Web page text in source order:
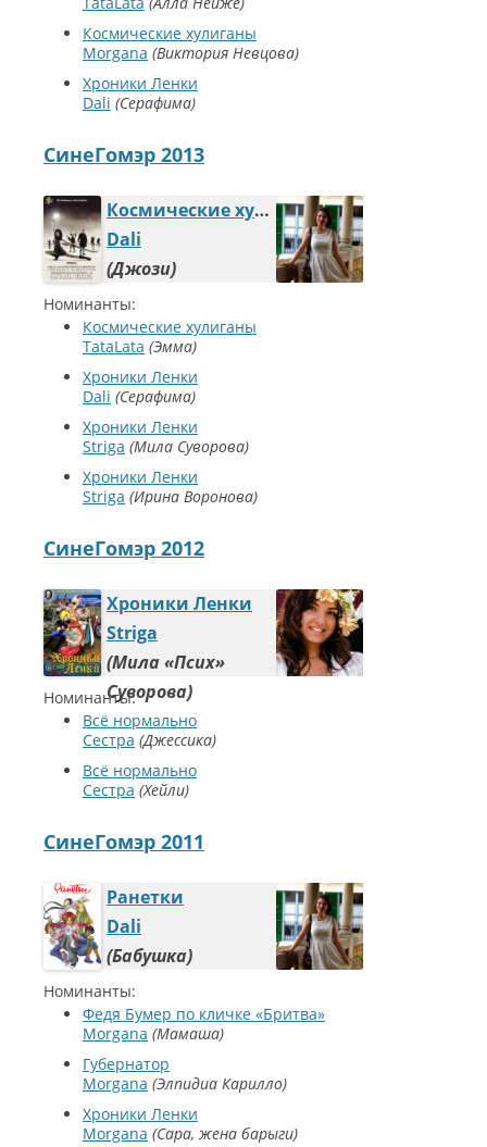
Космические хулиганы
Morgana Виктория Невцова
Хроники Ленки
Dali Серафима
СинеГомэр 2013
Космические хулиганы
Dali
Джози
Номинанты:
Космические хулиганы
TataLata Эмма
Хроники Ленки
Dali Серафима
Хроники Ленки
Striga Мила Суворова
Хроники Ленки
Striga Ирина Воронова
СинеГомэр 2012
Хроники Ленки
Striga
Мила «Псих»
Суворова
Номинанты:
Всё нормально
Сестра Джессика
Всё нормально
Сестра Хейли
СинеГомэр 2011
Ранетки
Dali
Бабушка
Номинанты:
Федя Бумер по кличке «Бритва»
Morgana Мамаша
Губернатор
Morgana Элпидиа Карилло
Хроники Ленки
Morgana Сара, жена барыги